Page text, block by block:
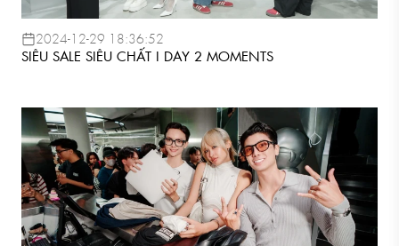
2024-12-29 18:36:52
SIÊU SALE SIÊU CHẤT I DAY 2 MOMENTS